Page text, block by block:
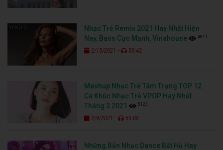
Nhạc Trẻ Remix 2021 Hay Nhất Hiện
Nay, Bass Cực Mạnh, Vinahouse
4811
2/15/2021 - 53:42
Mashup Nhạc Trẻ Tâm Trạng TOP 12
Ca Khúc Nhạc Trẻ VPOP Hay Nhất
Tháng 2 2021
5123
2/9/2021 - 55:00
Những Bản Nhạc Dance Bất Hủ Hay